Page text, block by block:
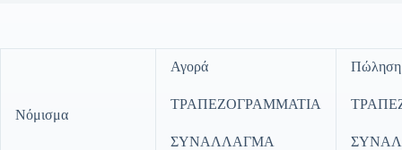
Νόμισμα
Αγορά
ΤΡΑΠΕΖΟΓΡΑΜΜΑΤΙΑ
ΣΥΝΑΛΛΑΓΜΑ
Πώληση